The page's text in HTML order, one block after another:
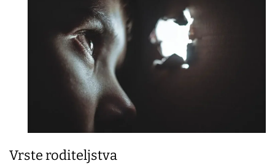
Vrste roditeljstva